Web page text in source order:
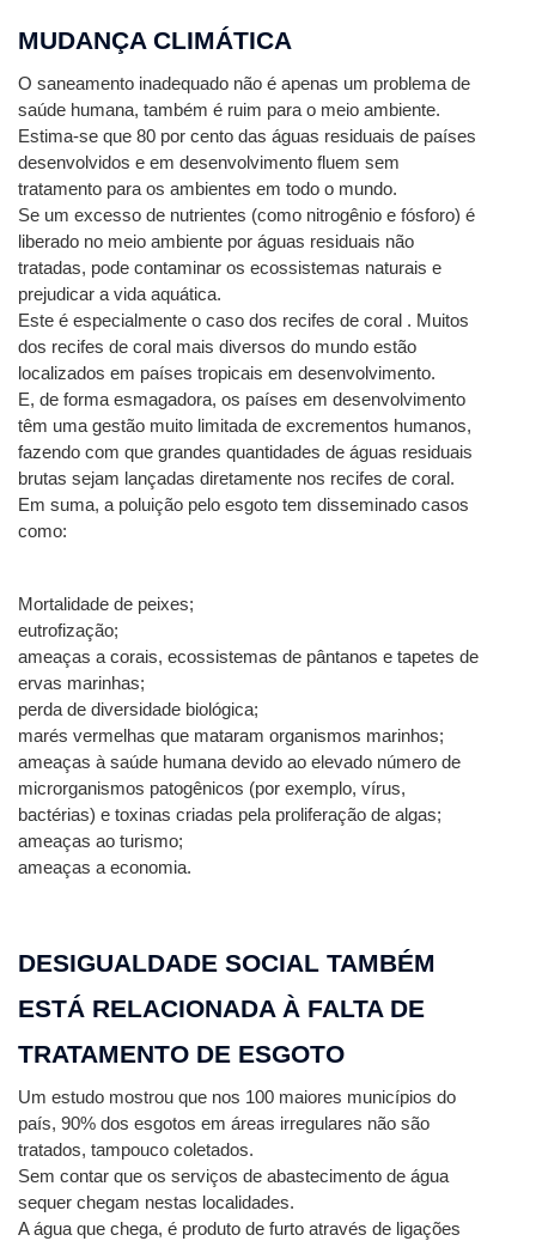
MUDANÇA CLIMÁTICA
O saneamento inadequado não é apenas um problema de
saúde humana, também é ruim para o meio ambiente.
Estima-se que 80 por cento das águas residuais de países
desenvolvidos e em desenvolvimento fluem sem
tratamento para os ambientes em todo o mundo.
Se um excesso de nutrientes (como nitrogênio e fósforo) é
liberado no meio ambiente por águas residuais não
tratadas, pode contaminar os ecossistemas naturais e
prejudicar a vida aquática.
Este é especialmente o caso dos recifes de coral . Muitos
dos recifes de coral mais diversos do mundo estão
localizados em países tropicais em desenvolvimento.
E, de forma esmagadora, os países em desenvolvimento
têm uma gestão muito limitada de excrementos humanos,
fazendo com que grandes quantidades de águas residuais
brutas sejam lançadas diretamente nos recifes de coral.
Em suma, a poluição pelo esgoto tem disseminado casos
como:
Mortalidade de peixes;
eutrofização;
ameaças a corais, ecossistemas de pântanos e tapetes de
ervas marinhas;
perda de diversidade biológica;
marés vermelhas que mataram organismos marinhos;
ameaças à saúde humana devido ao elevado número de
microrganismos patogênicos (por exemplo, vírus,
bactérias) e toxinas criadas pela proliferação de algas;
ameaças ao turismo;
ameaças a economia.
DESIGUALDADE SOCIAL TAMBÉM
ESTÁ RELACIONADA À FALTA DE
TRATAMENTO DE ESGOTO
Um estudo mostrou que nos 100 maiores municípios do
país, 90% dos esgotos em áreas irregulares não são
tratados, tampouco coletados.
Sem contar que os serviços de abastecimento de água
sequer chegam nestas localidades.
A água que chega, é produto de furto através de ligações